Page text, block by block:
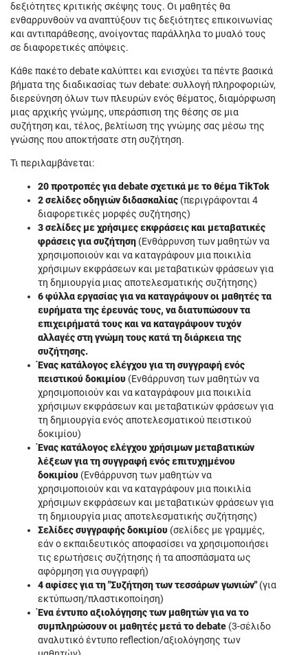
δεξιότητες κριτικής σκέψης τους. Οι μαθητές θα
ενθαρρυνθούν να αναπτύξουν τις δεξιότητες επικοινωνίας
και αντιπαράθεσης, ανοίγοντας παράλληλα το μυαλό τους
σε διαφορετικές απόψεις.
Κάθε πακέτο debate καλύπτει και ενισχύει τα πέντε βασικά
βήματα της διαδικασίας των debate: συλλογή πληροφοριών,
διερεύνηση όλων των πλευρών ενός θέματος, διαμόρφωση
μιας αρχικής γνώμης, υπεράσπιση της θέσης σε μια
συζήτηση και, τέλος, βελτίωση της γνώμης σας μέσω της
γνώσης που αποκτήσατε στη συζήτηση.
Τι περιλαμβάνεται:
20 προτροπές για debate σχετικά με το θέμα TikTok
2 σελίδες οδηγιών διδασκαλίας (περιγράφονται 4
διαφορετικές μορφές συζήτησης)
3 σελίδες με χρήσιμες εκφράσεις και μεταβατικές
φράσεις για συζήτηση (Ενθάρρυνση των μαθητών να
χρησιμοποιούν και να καταγράφουν μια ποικιλία
χρήσιμων εκφράσεων και μεταβατικών φράσεων για
τη δημιουργία μιας αποτελεσματικής συζήτησης)
6 φύλλα εργασίας για να καταγράψουν οι μαθητές τα
ευρήματα της έρευνάς τους, να διατυπώσουν τα
επιχειρήματά τους και να καταγράψουν τυχόν
αλλαγές στη γνώμη τους κατά τη διάρκεια της
συζήτησης.
Ένας κατάλογος ελέγχου για τη συγγραφή ενός
πειστικού δοκιμίου (Ενθάρρυνση των μαθητών να
χρησιμοποιούν και να καταγράφουν μια ποικιλία
χρήσιμων εκφράσεων και μεταβατικών φράσεων για
τη δημιουργία ενός αποτελεσματικού πειστικού
δοκιμίου)
Ένας κατάλογος ελέγχου χρήσιμων μεταβατικών
λέξεων για τη συγγραφή ενός επιτυχημένου
δοκιμίου (Ενθάρρυνση των μαθητών να
χρησιμοποιούν και να καταγράφουν μια ποικιλία
χρήσιμων εκφράσεων και μεταβατικών φράσεων για
τη δημιουργία μιας αποτελεσματικής συζήτησης)
Σελίδες συγγραφής δοκιμίου (σελίδες με γραμμές,
εάν ο εκπαιδευτικός αποφασίσει να χρησιμοποιήσει
τις ερωτήσεις συζήτησης ή τα αποσπάσματα ως
αφόρμηση για συγγραφή)
4 αφίσες για τη "Συζήτηση των τεσσάρων γωνιών"(για
εκτύπωση/πλαστικοποίηση)
Ένα έντυπο αξιολόγησης των μαθητών για να το
συμπληρώσουν οι μαθητές μετά το debate (3-σέλιδο
αναλυτικό έντυπο reflection/αξιολόγησης των